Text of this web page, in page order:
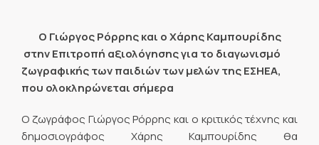
Ο Γιώργος Ρόρρης και ο Χάρης Καμπουρίδης
στην Επιτροπή αξιολόγησης για το διαγωνισμό
ζωγραφικής των παιδιών των μελών της ΕΣΗΕΑ,
που ολοκληρώνεται σήμερα
Ο ζωγράφος Γιώργος Ρόρρης και ο κριτικός τέχνης και
δημοσιογράφος Χάρης Καμπουρίδης θα